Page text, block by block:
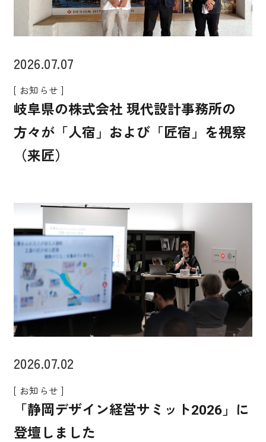
2026.07.07
[ お知らせ ]
岐阜県の株式会社 現代設計事務所の
方々が「人宿」および「匠宿」を視察
（来匠）
2026.07.02
[ お知らせ ]
「静岡デザイン経営サミット2026」に
登壇しました